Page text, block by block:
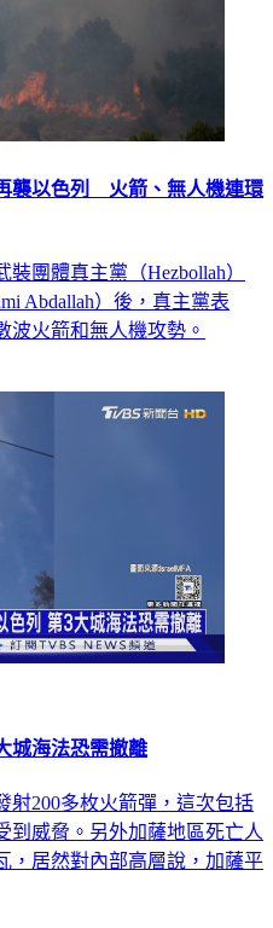
襲以色列 火箭、無人機連環
團體真主黨（Hezbollah）
Abdallah）後，真主黨表
波火箭和無人機攻勢。
城海法恐需撤離
射200多枚火箭彈，這次包括
到威脅。另外加薩地區死亡人
，居然對內部高層說，加薩平